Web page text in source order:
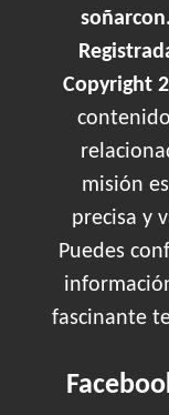
Copyright
misión
precisa y
Puedes
fascinante